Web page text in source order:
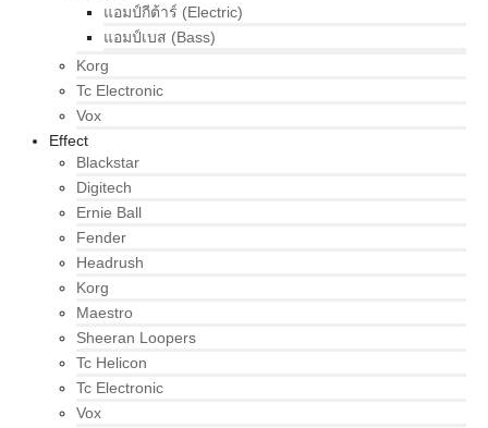
แอมป์กีต้าร์ (Electric)
แอมป์เบส (Bass)
Korg
Tc Electronic
Vox
Effect
Blackstar
Digitech
Ernie Ball
Fender
Headrush
Korg
Maestro
Sheeran Loopers
Tc Helicon
Tc Electronic
Vox